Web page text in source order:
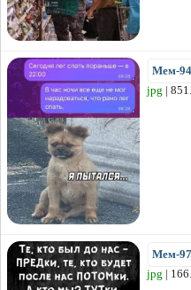
Мем-
jpg |
Мем-
jpg |